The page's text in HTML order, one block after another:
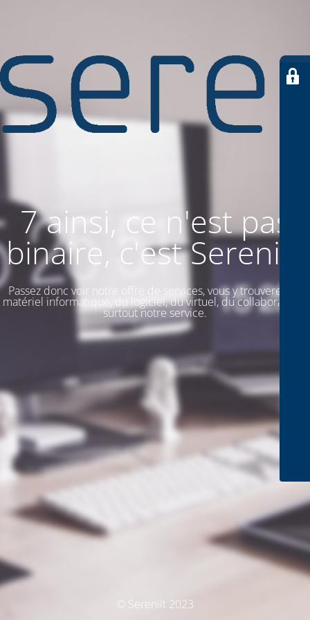
7 ainsi, ce n'est pas
binaire, c'est SereniiT
Passez donc voir notre offre de services, vous y trouverez du
matériel informatique, du logiciel, du virtuel, du collaboratif. Et
surtout notre service.
© Sereniit 2023